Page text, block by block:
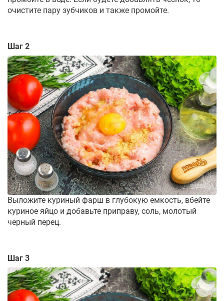
очистите пару зубчиков и также промойте.
Шаг 2
Выложите куриный фарш в глубокую емкость, вбейте
куриное яйцо и добавьте приправу, соль, молотый
черный перец.
Шаг 3